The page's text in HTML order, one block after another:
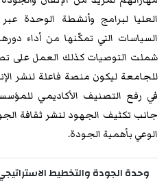
العليا لبرامج وأنشطة الوحدة عبر
السياسات التي تمكّنها من أداء
شملت التوصيات كذلك العمل على
للجامعة ليكون منصة فاعلة لنشر
في رفع التصنيف الأكاديمي
جانب تكثيف الجهود لنشر ثقافة
الوعي بأهمية الجودة.
وحدة الجودة والتخطيط